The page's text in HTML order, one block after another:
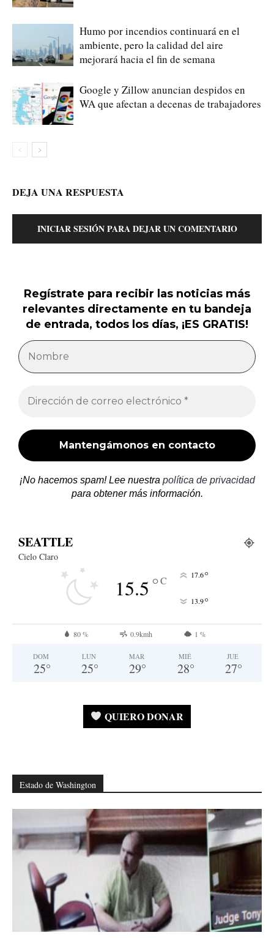
Humo por incendios continuará en el
ambiente, pero la calidad del aire
mejorará hacia el fin de semana
Google y Zillow anuncian despidos en
WA que afectan a decenas de trabajadores
DEJA UNA RESPUESTA
INICIAR SESIÓN PARA DEJAR UN COMENTARIO
Regístrate para recibir las noticias más
relevantes directamente en tu bandeja
de entrada, todos los días, ¡ES GRATIS!
¡No hacemos spam! Lee nuestra política de privacidad
para obtener más información.
SEATTLE
Cielo Claro
15.5°C 17.6°
13.9°
80 % 0.9kmh 1 %
DOM
25°
LUN
25°
MAR
29°
MIÉ
28°
JUE
27°
QUIERO DONAR
Estado de Washington